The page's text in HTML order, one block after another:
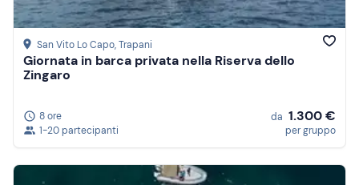
San Vito Lo Capo, Trapani
Giornata in barca privata nella Riserva dello
Zingaro
8 ore
1-20 partecipanti
da 1.300 €
per gruppo